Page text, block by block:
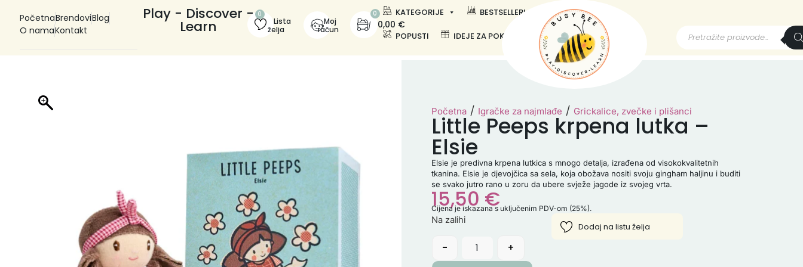
PočetnaBrendoviBlog
O namaKontakt
Play - Discover -
Learn
0
Lista
želja
Moj
račun
0,00 €
0 KATEGORIJE BESTSELLERI
POPUSTI IDEJE ZA POKLONE
Početna / Igračke za najmlađe / Grickalice, zvečke i plišanci
Little Peeps krpena lutka –
Elsie
Elsie je predivna krpena lutkica s mnogo detalja, izrađena od visokokvalitetnih
tkanina. Elsie je djevojčica sa sela, koja obožava nositi svoju gingham haljinu i buditi
se svako jutro rano u zoru da ubere svježe jagode iz svojeg vrta.
15,50 €
Cijena je iskazana s uključenim PDV-om (25%).
Na zalihi
-
+